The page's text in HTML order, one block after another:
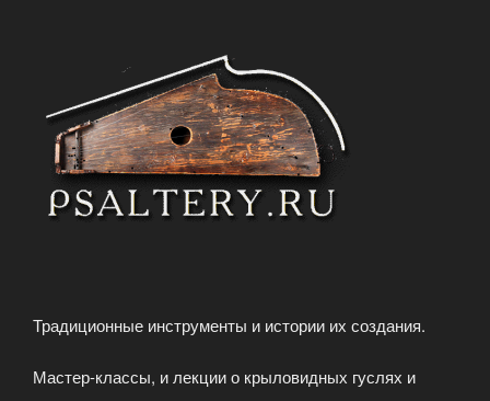
Традиционные инструменты и истории их создания.
Мастер-классы, и лекции о крыловидных гуслях и